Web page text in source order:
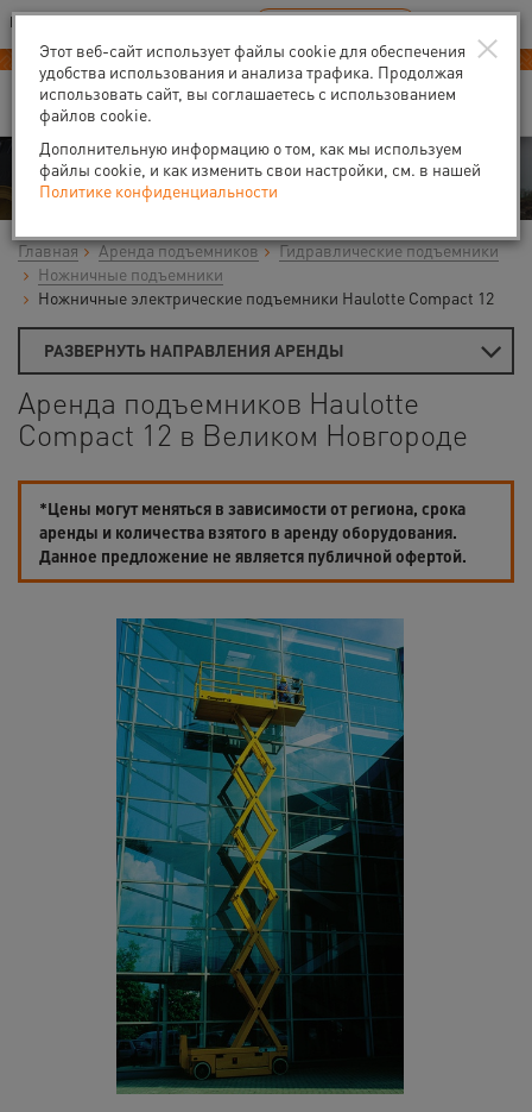
Ваш город:Великий Новгород
В Вашем регионе нет наших офисов
-40% на арендукомпрессоров
RU EN
Аренда
Главная Аренда подъемников
Гидравлические подъемники
Ножничные подъемники
Ножничные электрические подъемники Haulotte Compact 12
РАЗВЕРНУТЬ НАПРАВЛЕНИЯ АРЕНДЫ
Аренда подъемников Haulotte
Compact 12 в Великом Новгороде
*Цены могут меняться в зависимости от региона, срока
аренды и количества взятого в аренду оборудования.
Данное предложение не является публичной офертой.
×
Этот веб-сайт использует файлы cookie для обеспечения
удобства использования и анализа трафика. Продолжая
использовать сайт, вы соглашаетесь с использованием
файлов cookie.
Дополнительную информацию о том, как мы используем
файлы cookie, и как изменить свои настройки, см. в нашей
Политике конфиденциальности